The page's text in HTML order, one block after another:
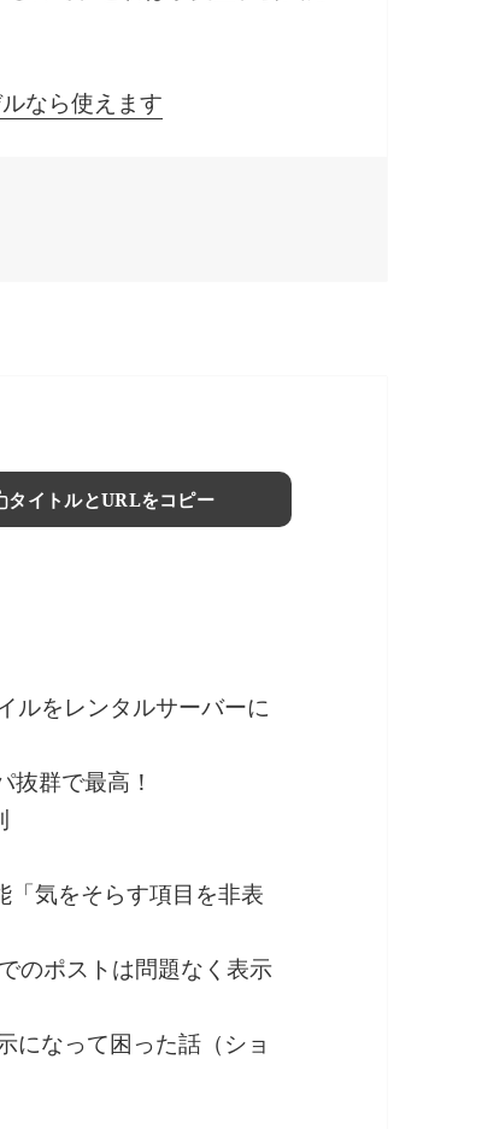
なら使えます
タイトルとURLをコピー
をレンタルサーバーに
群で最高！
気をそらす項目を非表
のポストは問題なく表示
なって困った話（ショ